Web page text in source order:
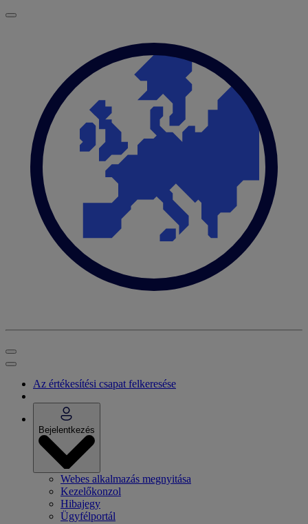
Az értékesítési csapat felkeresése
Bejelentkezés
Webes alkalmazás megnyitása
Kezelőkonzol
Hibajegy
Ügyfélportál